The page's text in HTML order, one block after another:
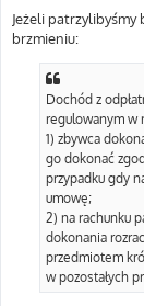
Jeżeli
brzmieniu:
Dochód z
regulowanym w
1) zbywca
go dokonać
przypadku gdy
umowę;
2) na rachunku
dokonania
przedmiotem
w pozostałych